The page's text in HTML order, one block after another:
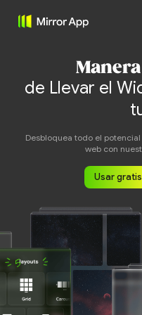
de Llevar el
Desbloquea todo el
web con
Usar gratis